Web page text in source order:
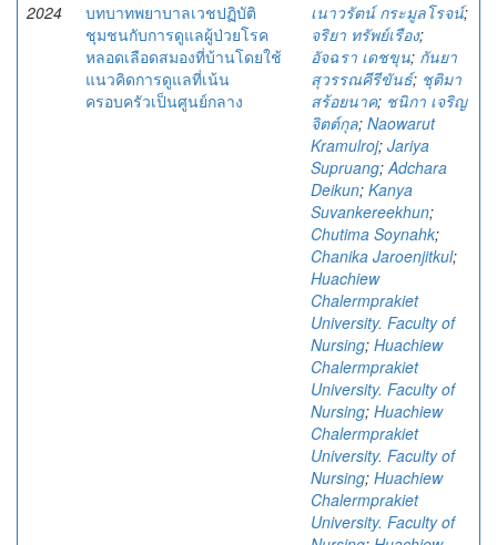
2024
บทบาทพยาบาลเวชปฏิบัติ
ชุมชนกับการดูแลผู้ป่วยโรค
หลอดเลือดสมองที่บ้านโดยใช้
แนวคิดการดูแลที่เน้น
ครอบครัวเป็นศูนย์กลาง
เนาวรัตน์ กระมูลโรจน์;
จริยา ทรัพย์เรือง;
อัจฉรา เดชขุน; กันยา
สุวรรณคีรีขันธ์; ชุติมา
สร้อยนาค; ชนิกา เจริญ
จิตต์กุล; Naowarut
Kramulroj; Jariya
Supruang;Adchara
Deikun; Kanya
Suvankereekhun;
Chutima Soynahk;
Chanika Jaroenjitkul;
Huachiew
Chalermprakiet
University. Faculty of
Nursing; Huachiew
Chalermprakiet
University. Faculty of
Nursing; Huachiew
Chalermprakiet
University. Faculty of
Nursing; Huachiew
Chalermprakiet
University. Faculty of